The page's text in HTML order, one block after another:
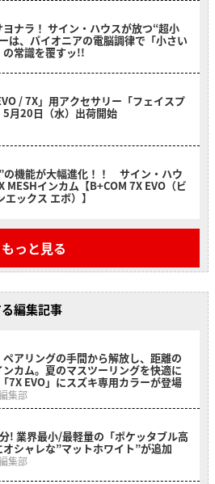
ナラ！ サイン・ハウスが放つ“超小
は、パイオニアの電脳調律で「小さい
の常識を覆すッ!!
/ 7X」用アクセサリー「フェイスプ
5月20日（水）出荷開始
の機能が大幅進化！！ サイン・ハウ
MESHインカム【B+COM 7X EVO（ビ
ックス エボ）】
もっと見る
編集記事
ペアリングの手間から解放し、距離の
カム。夏のマスツーリングを快適に
7X EVO」にスズキ専用カラーが登場
集部
! 業界最小/最軽量の「ポケッタブル高
シャレな”マットホワイト”が追加
集部